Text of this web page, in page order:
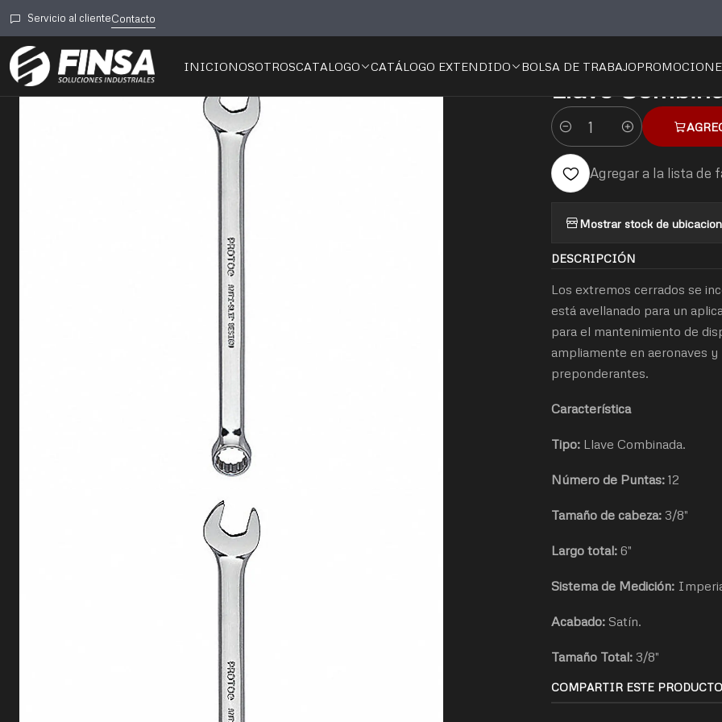
INICIONOSOTROSCATALOGO CATÁLOGO EXTENDIDO BOLSA DE TRABAJO
Servicio al clienteContacto
|
Llave
Cantidad
Agregar a la lista de
Mostrar stock de
DESCRIPCIÓN
Los extremos cerrados se
está avellanado para un
para el mantenimiento de
ampliamente en aeronaves
preponderantes.
Característica
Tipo: Llave Combinada.
Número de Puntas: 12
Tamaño de cabeza: 3/8"
Largo total: 6"
Sistema de Medición:
Acabado: Satín.
Tamaño Total: 3/8"
COMPARTIR ESTE PRODUCTO